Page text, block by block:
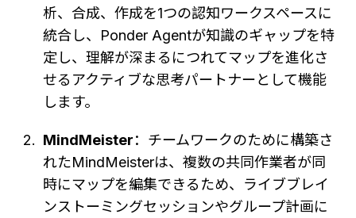
析、合成、作成を1つの認知ワークスペースに
統合し、Ponder Agentが知識のギャップを特
定し、理解が深まるにつれてマップを進化さ
せるアクティブな思考パートナーとして機能
します。
MindMeister：チームワークのために構築さ
れたMindMeisterは、複数の共同作業者が同
時にマップを編集できるため、ライブブレイ
ンストーミングセッションやグループ計画に